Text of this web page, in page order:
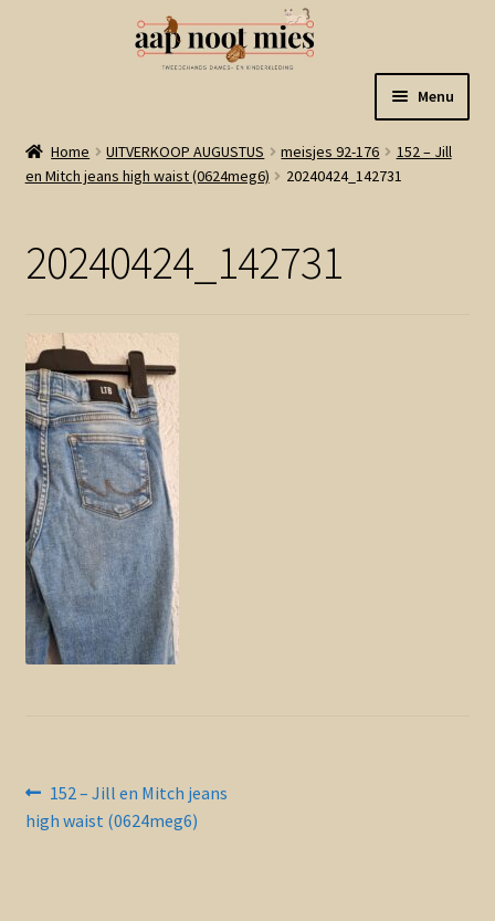
naar
navigatie
de
inhoud
Menu
Welkom
Winkel
Winkelmand
Linkjes
Contact en nieuwsbrief
Home UITVERKOOP AUGUSTUS meisjes 92-176
152 – Jill
en Mitch jeans high waist (0624meg6)
20240424_142731
20240424_142731
Bericht
navigatie
Vorig
bericht:
152 – Jill en Mitch jeans
high waist (0624meg6)